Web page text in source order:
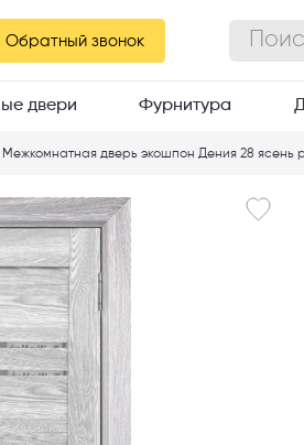
Обратный звонок
двери Фурнитура
Межкомнатная дверь экошпон Дения 28 ясень